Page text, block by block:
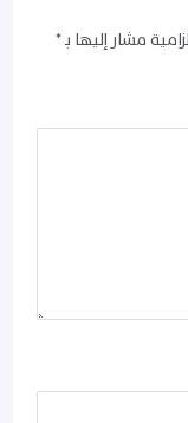
مشار إليها بـ*